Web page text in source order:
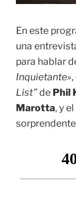
En este
una
para hablar
Inquietante»
List” de Phil
Marotta, y